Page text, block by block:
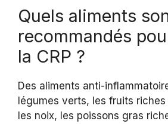
Quels aliments
recommandés
la CRP ?
Des aliments anti-
légumes verts, les fruits
les noix, les poissons gras